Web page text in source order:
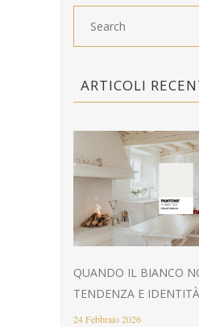
ARTICOLI
QUANDO IL BIANCO
TENDENZA E IDENTITÀ
24 Febbraio 2026